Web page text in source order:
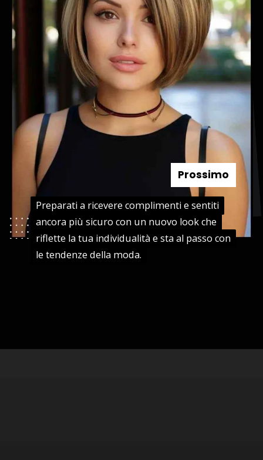
Preparati a ricevere complimenti e sentiti
ancora più sicuro con un nuovo look che
riflette la tua individualità e sta al passo con
le tendenze della moda.
Preparati a ricevere complimenti e sentiti
ancora più sicuro con un nuovo look che
riflette la tua individualità e sta al passo con
le tendenze della moda.
Prossimo